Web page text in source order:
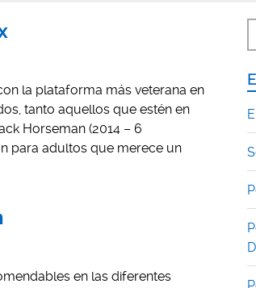
la plataforma más veterana en
tanto aquellos que estén en
Horseman (2014 – 6
para adultos que merece un
en las diferentes